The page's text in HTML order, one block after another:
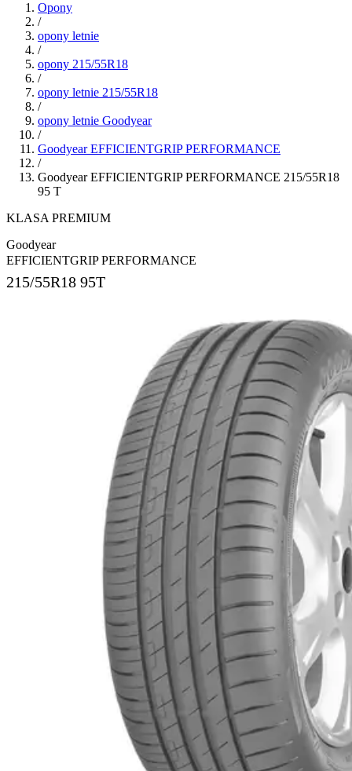
Opony
/
opony letnie
/
opony 215/55R18
/
opony letnie 215/55R18
/
opony letnie Goodyear
/
Goodyear EFFICIENTGRIP PERFORMANCE
/
Goodyear EFFICIENTGRIP PERFORMANCE 215/55R18
95 T
KLASA PREMIUM
Goodyear
EFFICIENTGRIP PERFORMANCE
215/55R18 95T